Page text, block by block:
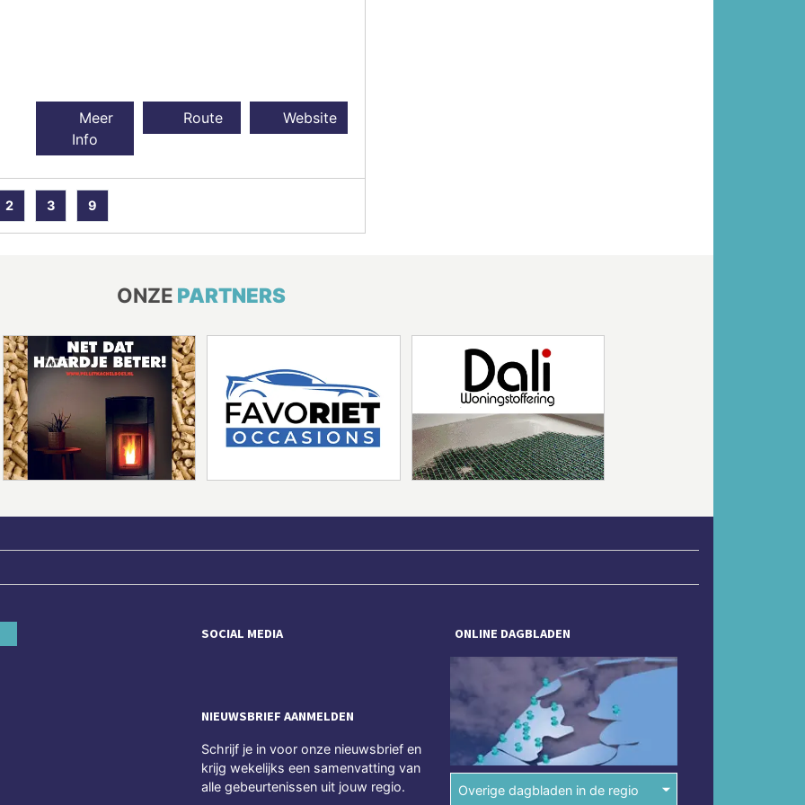
Meer
Info
Route Website
2 3 9
ONZE PARTNERS
SOCIAL MEDIA
NIEUWSBRIEF AANMELDEN
Schrijf je in voor onze nieuwsbrief en
krijg wekelijks een samenvatting van
alle gebeurtenissen uit jouw regio.
ONLINE DAGBLADEN
Overige dagbladen in de regio